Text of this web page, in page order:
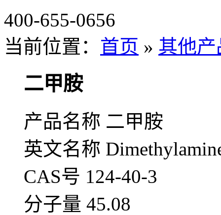
400-655-0656
当前位置： 首页 » 其他产
二甲胺
产品名称 二甲胺
英文名称
CAS号 124-40-3
分子量 45.08